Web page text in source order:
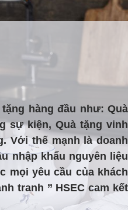
hàng đầu như: Quà
sự kiện, Quà tặng vinh
Với thế mạnh là doanh
nhập khẩu nguyên liệu
mọi yêu cầu của khách
tranh ’’ HSEC cam kết